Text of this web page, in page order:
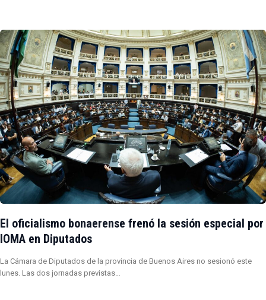
El oficialismo bonaerense frenó la sesión especial por
IOMA en Diputados
La Cámara de Diputados de la provincia de Buenos Aires no sesionó este
lunes. Las dos jornadas previstas…